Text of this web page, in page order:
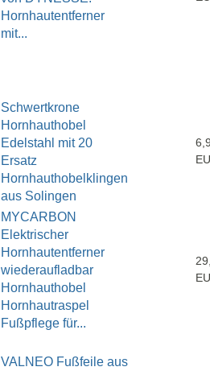
Hornhautentferner
mit...
Schwertkrone
Hornhauthobel
Edelstahl mit 20
Ersatz
Hornhauthobelklingen
aus Solingen
MYCARBON
Elektrischer
Hornhautentferner
wiederaufladbar
Hornhauthobel
Hornhautraspel
Fußpflege für...
VALNEO Fußfeile aus